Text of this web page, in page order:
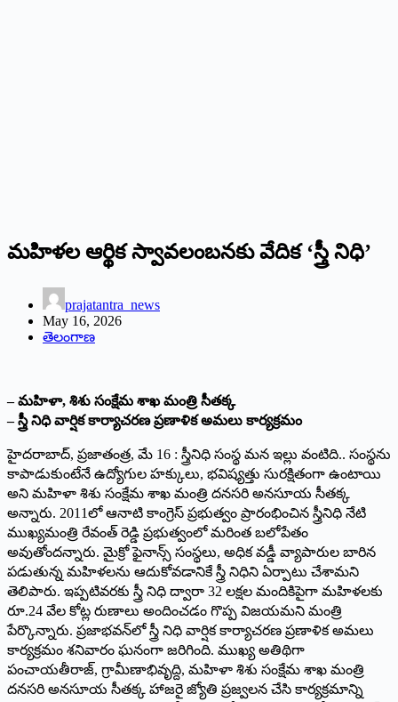
మహిళల ఆర్థిక స్వావలంబనకు వేదిక ‘స్త్రీ నిధి’
prajatantra_news
May 16, 2026
తెలంగాణ
– మహిళా, శిశు సంక్షేమ శాఖ మంత్రి సీతక్క
– స్త్రీ నిధి వార్షిక కార్యాచరణ ప్రణాళిక అమలు కార్యక్రమం
హైదరాబాద్, ప్రజాతంత్ర, మే 16 : స్త్రీనిధి సంస్థ మన ఇల్లు వంటిది.. సంస్థను
కాపాడుకుంటేనే ఉద్యోగుల హక్కులు, భవిష్యత్తు సురక్షితంగా ఉంటాయి
అని మహిళా శిశు సంక్షేమ శాఖ మంత్రి దనసరి అనసూయ సీతక్క
అన్నారు. 2011లో ఆనాటి కాంగ్రెస్ ప్రభుత్వం ప్రారంభించిన స్త్రీనిధి నేటి
ముఖ్యమంత్రి రేవంత్ రెడ్డి ప్రభుత్వంలో మరింత బలోపేతం
అవుతోందన్నారు. మైక్రో ఫైనాన్స్ సంస్థలు, అధిక వడ్డీ వ్యాపారుల బారిన
పడుతున్న మహిళలను ఆదుకోవడానికే స్త్రీ నిధిని ఏర్పాటు చేశామని
తెలిపారు. ఇప్పటివరకు స్త్రీ నిధి ద్వారా 32 లక్షల మందికిపైగా మహిళలకు
రూ.24 వేల కోట్ల రుణాలు అందించడం గొప్ప విజయమని మంత్రి
పేర్కొన్నారు. ప్రజాభవన్‌లో స్త్రీ నిధి వార్షిక కార్యాచరణ ప్రణాళిక అమలు
కార్యక్రమం శనివారం ఘనంగా జరిగింది. ముఖ్య అతిథిగా
పంచాయతీరాజ్, గ్రామీణాభివృద్ది, మహిళా శిశు సంక్షేమ శాఖ మంత్రి
దనసరి అనసూయ సీతక్క హాజరై జ్యోతి ప్రజ్వలన చేసి కార్యక్రమాన్ని